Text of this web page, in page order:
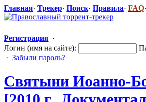
Главная· Трекер· Поиск· Правила· FAQ·
Регистрация ·
Логин (имя на сайте):
· Забыли пароль?
Святыни Иоанно-